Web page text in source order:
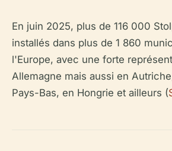
En juin 2025, plus de 116 000
installés dans plus de 1 860
l'Europe, avec une forte
Allemagne mais aussi en
Pays-Bas, en Hongrie et ailleurs (